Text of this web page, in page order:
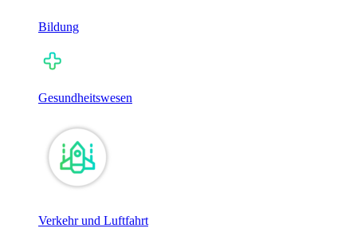
Bildung
Gesundheitswesen
Verkehr und Luftfahrt